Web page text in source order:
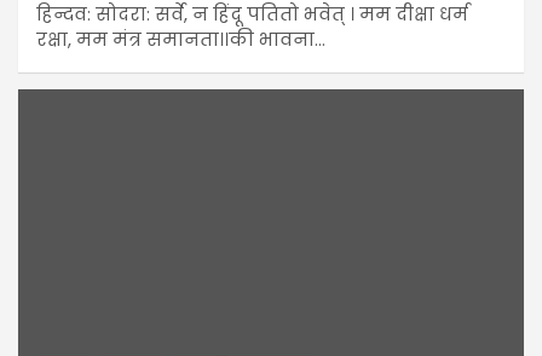
हिन्दव: सोदरा: सर्वे, न हिंदू पतितो भवेत् । मम दीक्षा धर्म
रक्षा, मम मंत्र समानता।।की भावना…